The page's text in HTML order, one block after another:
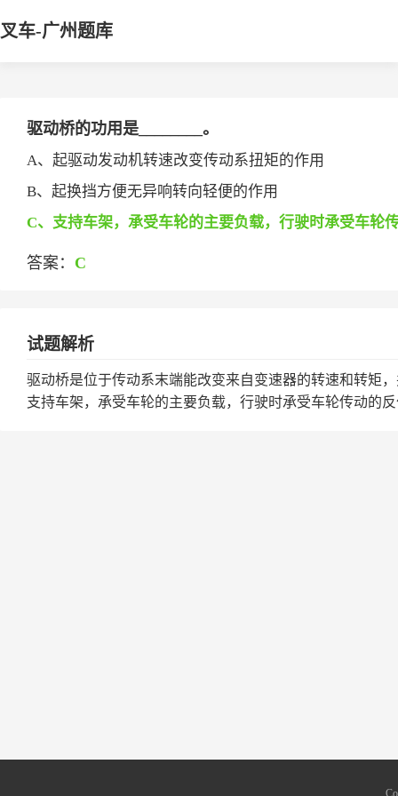
叉车-广州题库
驱动桥的功用是________。
A、起驱动发动机转速改变传动系扭矩的作用
B、起换挡方便无异响转向轻便的作用
C、支持车架，承受车轮的主要负载，行驶时承受车轮
答案： C
试题解析
驱动桥是位于传动系末端能改变来自变速器的转速和转矩
支持车架，承受车轮的主要负载，行驶时承受车轮传动的